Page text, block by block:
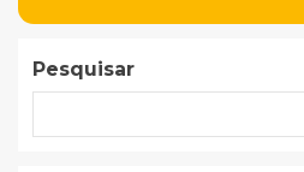
Pesquisar